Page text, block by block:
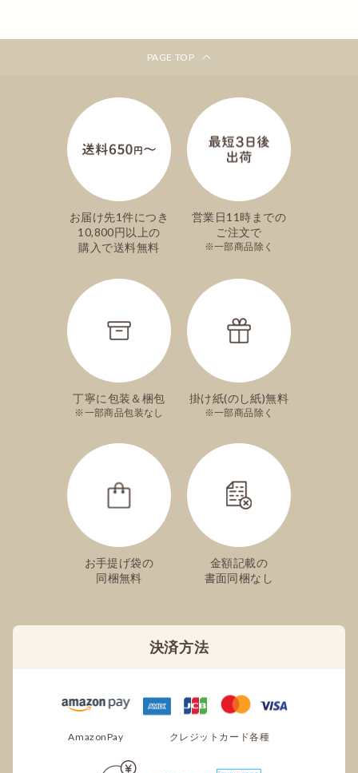
PAGE TOP
お届け先1件につき
10,800円以上の
購入で送料無料
営業日11時までの
ご注文で
一部商品除く
丁寧に包装＆梱包
一部商品包装なし
掛け紙(のし紙)無料
一部商品除く
お手提げ袋の
同梱無料
金額記載の
書面同梱なし
決済方法
AmazonPay クレジットカード各種